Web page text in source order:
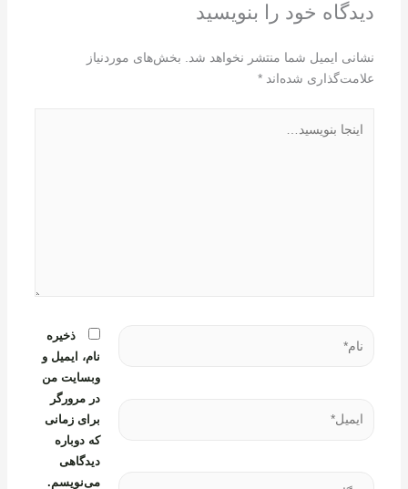
دیدگاه‌ خود را بنویسید
نشانی ایمیل شما منتشر نخواهد شد. بخش‌های موردنیاز
علامت‌گذاری شده‌اند*
بنویسید…
ذخیره
نام، ایمیل و
وبسایت من
در مرورگر
برای زمانی
که دوباره
دیدگاهی
می‌نویسم.